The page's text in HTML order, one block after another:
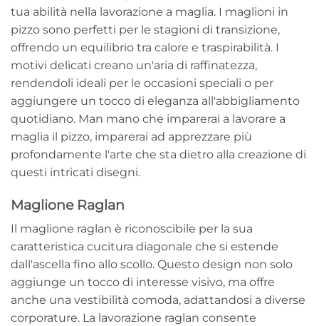
tua abilità nella lavorazione a maglia. I maglioni in
pizzo sono perfetti per le stagioni di transizione,
offrendo un equilibrio tra calore e traspirabilità. I ​​
motivi delicati creano un'aria di raffinatezza,
rendendoli ideali per le occasioni speciali o per
aggiungere un tocco di eleganza all'abbigliamento
quotidiano. Man mano che imparerai a lavorare a
maglia il pizzo, imparerai ad apprezzare più
profondamente l'arte che sta dietro alla creazione di
questi intricati disegni.
Maglione Raglan
Il maglione raglan è riconoscibile per la sua
caratteristica cucitura diagonale che si estende
dall'ascella fino allo scollo. Questo design non solo
aggiunge un tocco di interesse visivo, ma offre
anche una vestibilità comoda, adattandosi a diverse
corporature. La lavorazione raglan consente